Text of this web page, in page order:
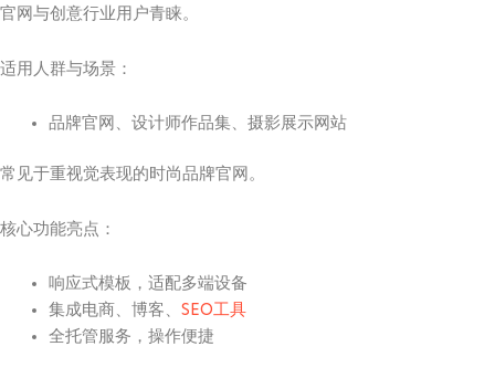
官网与创意行业用户青睐。
适用人群与场景：
品牌官网、设计师作品集、摄影展示网站
常见于重视觉表现的时尚品牌官网。
核心功能亮点：
响应式模板，适配多端设备
集成电商、博客、 SEO工具
全托管服务，操作便捷